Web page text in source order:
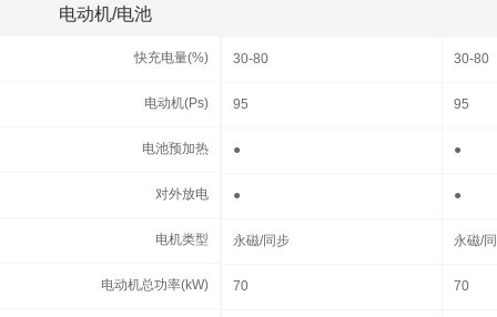
电动机/电池
快充电量(%) 30-80 30-80
电动机(Ps) 95 95
电池预加热 ● ●
对外放电 ● ●
电机类型 永磁/同步 永磁/
电动机总功率(kW) 70 70
电动机/电池
快充电量(%)
电动机(Ps)
电池预加热
对外放电
电机类型
电动机总功率(kW)